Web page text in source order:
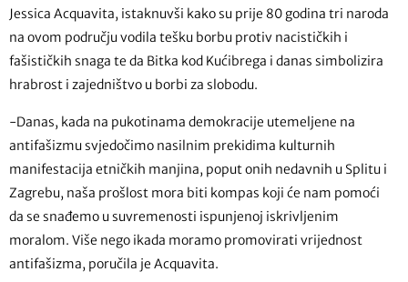
Jessica Acquavita, istaknuvši kako su prije 80 godina tri naroda
na ovom području vodila tešku borbu protiv nacističkih i
fašističkih snaga te da Bitka kod Kućibrega i danas simbolizira
hrabrost i zajedništvo u borbi za slobodu.
-Danas, kada na pukotinama demokracije utemeljene na
antifašizmu svjedočimo nasilnim prekidima kulturnih
manifestacija etničkih manjina, poput onih nedavnih u Splitu i
Zagrebu, naša prošlost mora biti kompas koji će nam pomoći
da se snađemo u suvremenosti ispunjenoj iskrivljenim
moralom. Više nego ikada moramo promovirati vrijednost
antifašizma, poručila je Acquavita.